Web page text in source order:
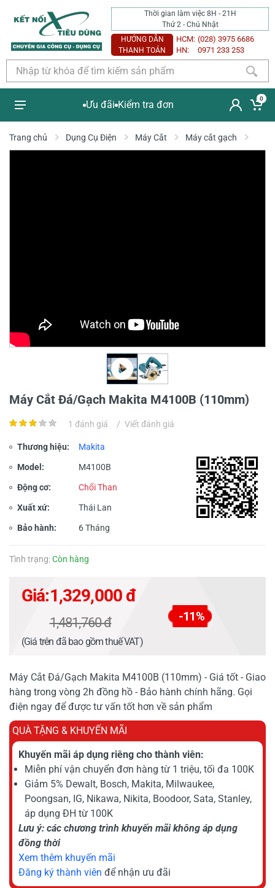
Thời gian làm việc 8H - 21H
Thứ 2 - Chủ Nhật
HƯỚNG DẪN
THANH TOÁN
HCM: (028) 3975 6686
HN:
0971 233 253
Ưu đãi Kiểm tra đơn
0
Trang chủ Dụng Cụ Điện Máy Cắt Máy cắt gạch
Máy Cắt Đá/Gạch Makita M4100B (110mm)
1 đánh giá / Viết đánh giá
Thương hiệu: Makita
Model: M4100B
Động cơ: Chổi Than
Xuất xứ: Thái Lan
Bảo hành: 6 Tháng
Tình trạng:Còn hàng
Giá:1,329,000 đ
1,481,760 đ -11%
(Giá trên đã bao gồm thuế VAT)
Máy Cắt Đá/Gạch Makita M4100B (110mm) - Giá tốt - Giao
hàng trong vòng 2h đồng hồ - Bảo hành chính hãng. Gọi
điện ngay để được tư vấn tốt hơn về sản phẩm
QUÀ TẶNG & KHUYẾN MÃI
Khuyến mãi áp dụng riêng cho thành viên:
Miễn phí vận chuyển đơn hàng từ 1 triệu, tối đa 100K
Giảm 5% Dewalt, Bosch, Makita, Milwaukee,
Poongsan, IG, Nikawa, Nikita, Boodoor, Sata, Stanley,
áp dụng ĐH từ 100K
Lưu ý: các chương trình khuyến mãi không áp dụng
đồng thời
Xem thêm khuyến mãi
Đăng ký thành viên để nhận ưu đãi